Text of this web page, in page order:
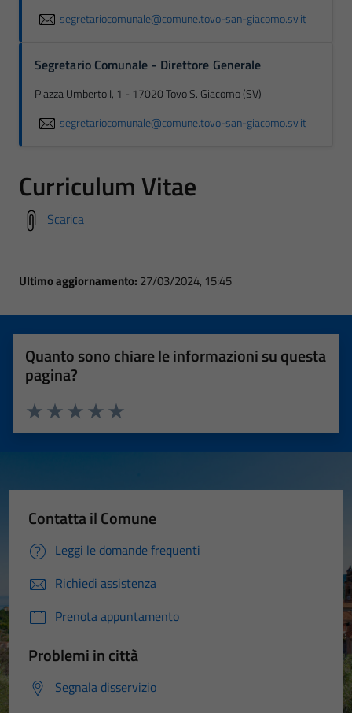
segretariocomunale@comune.tovo-san-giacomo.sv.it
Segretario Comunale - Direttore Generale
Piazza Umberto I, 1 - 17020 Tovo S. Giacomo (SV)
segretariocomunale@comune.tovo-san-giacomo.sv.it
Curriculum Vitae
Scarica
Ultimo aggiornamento: 27/03/2024, 15:45
Quanto sono chiare le informazioni su questa
pagina?
Valuta 5 stelle su 5
Valuta 4 stelle su 5
Valuta 3 stelle su 5
Valuta 2 stelle su 5
Valuta 1 stelle su 5
Contatta il Comune
Leggi le domande frequenti
Richiedi assistenza
Prenota appuntamento
Problemi in città
Segnala disservizio